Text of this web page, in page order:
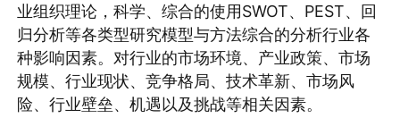
业组织理论，科学、综合的使用SWOT、PEST、回
归分析等各类型研究模型与方法综合的分析行业各
种影响因素。对行业的市场环境、产业政策、市场
规模、行业现状、竞争格局、技术革新、市场风
险、行业壁垒、机遇以及挑战等相关因素。